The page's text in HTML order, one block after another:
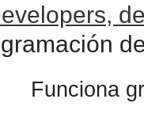
Funciona